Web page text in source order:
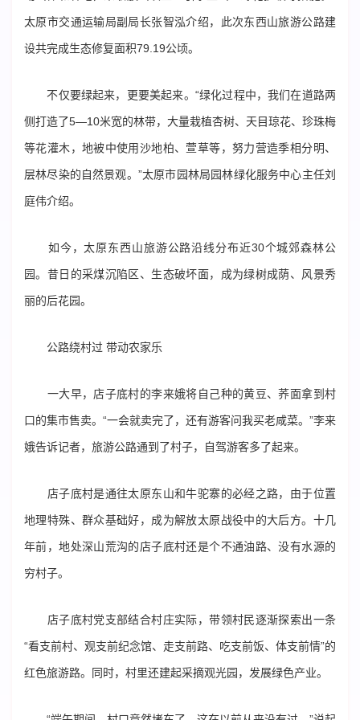
太原市交通运输局副局长张智泓介绍，此次东西山旅游公路建
设共完成生态修复面积79.19公顷。
不仅要绿起来，更要美起来。“绿化过程中，我们在道路两
侧打造了5—10米宽的林带，大量栽植杏树、天目琼花、珍珠梅
等花灌木，地被中使用沙地柏、萱草等，努力营造季相分明、
层林尽染的自然景观。”太原市园林局园林绿化服务中心主任刘
庭伟介绍。
如今，太原东西山旅游公路沿线分布近30个城郊森林公
园。昔日的采煤沉陷区、生态破坏面，成为绿树成荫、风景秀
丽的后花园。
公路绕村过 带动农家乐
一大早，店子底村的李来娥将自己种的黄豆、荞面拿到村
口的集市售卖。“一会就卖完了，还有游客问我买老咸菜。”李来
娥告诉记者，旅游公路通到了村子，自驾游客多了起来。
店子底村是通往太原东山和牛驼寨的必经之路，由于位置
地理特殊、群众基础好，成为解放太原战役中的大后方。十几
年前，地处深山荒沟的店子底村还是个不通油路、没有水源的
穷村子。
店子底村党支部结合村庄实际，带领村民逐渐探索出一条
“看支前村、观支前纪念馆、走支前路、吃支前饭、体支前情”的
红色旅游路。同时，村里还建起采摘观光园，发展绿色产业。